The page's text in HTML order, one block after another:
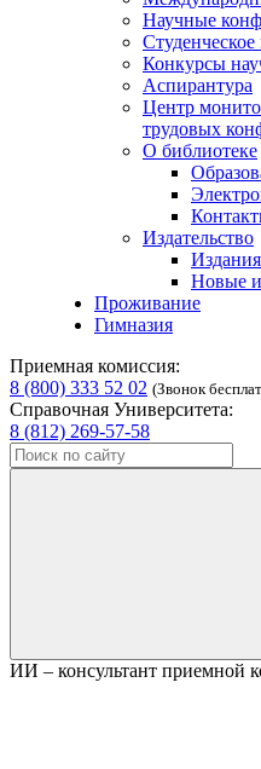
Научные
Конкурсы
Аспирантура
Центр
трудовых
О библиотеке
Издательство
Новые
Проживание
Гимназия
Приемная комиссия:
8 (800) 333 52 02 (Звонок
Справочная Университета:
8 (812) 269-57-58
ИИ – консультант приемной